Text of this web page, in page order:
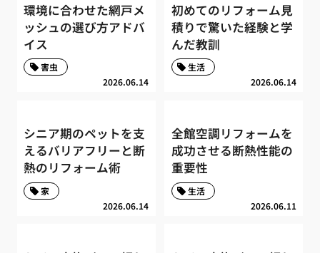
環境に合わせた網戸メ
ッシュの選び方アドバ
イス
2026.06.14
害虫
初めてのリフォーム見
積りで驚いた経験と学
んだ教訓
2026.06.14
生活
シニア期のペットを支
えるバリアフリーと断
熱のリフォーム術
2026.06.14
家
全館空調リフォームを
成功させる断熱性能の
重要性
2026.06.11
生活